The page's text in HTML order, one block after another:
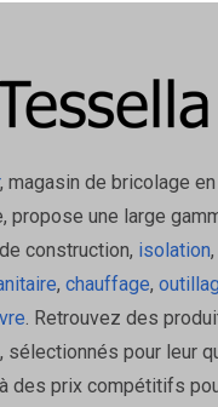
, magasin de bricolage
propose une large
construction, isolation,
, chauffage,
. Retrouvez des
sélectionnés pour leur
des prix compétitifs